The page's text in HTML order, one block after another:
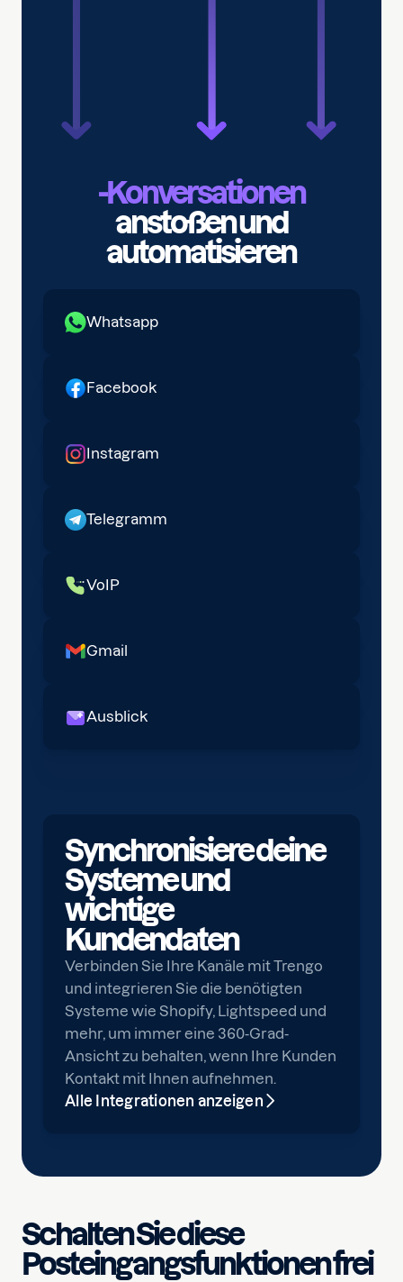
-Konversationen
anstoßen und
automatisieren
Whatsapp
Facebook
Instagram
Telegramm
VoIP
Gmail
Ausblick
Synchronisiere deine
Systeme und
wichtige
Kundendaten
Verbinden Sie Ihre Kanäle mit Trengo
und integrieren Sie die benötigten
Systeme wie Shopify, Lightspeed und
mehr, um immer eine 360-Grad-
Ansicht zu behalten, wenn Ihre Kunden
Kontakt mit Ihnen aufnehmen.
Alle Integrationen anzeigen
Schalten Sie diese
Posteingangsfunktionen frei